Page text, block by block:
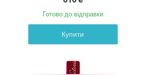
Готово до відправки
Купити